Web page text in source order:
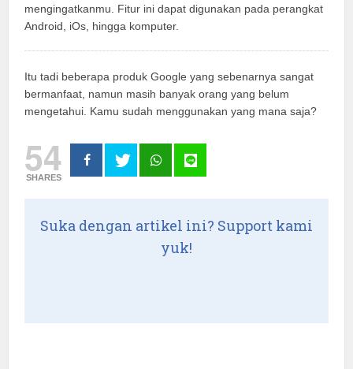
mengingatkanmu. Fitur ini dapat digunakan pada perangkat
Android, iOs, hingga komputer.
Itu tadi beberapa produk Google yang sebenarnya sangat
bermanfaat, namun masih banyak orang yang belum
mengetahui. Kamu sudah menggunakan yang mana saja?
54
SHARES
Suka dengan artikel ini? Support kami
yuk!